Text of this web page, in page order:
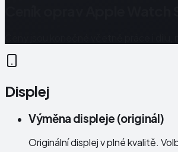
Displej
Výměna displeje (originál)
Originální displej v plné kvalitě.